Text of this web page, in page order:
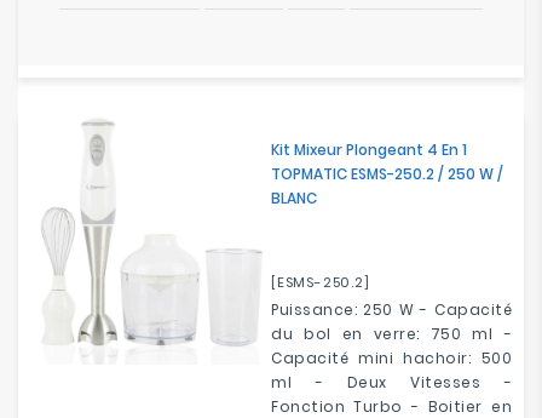
Kit Mixeur Plongeant 4 En 1
TOPMATIC ESMS-250.2 / 250 W /
BLANC
[ESMS-250.2]
Puissance: 250 W - Capacité
du bol en verre: 750 ml -
Capacité mini hachoir: 500
ml - Deux Vitesses -
Fonction Turbo - Boitier en